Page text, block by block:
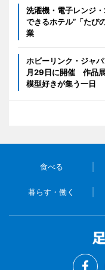
洗濯機・電子レンジ
できるホテル”「たび
業
ホビーリンク・ジャ
月29日に開催 作品展
模型好きが集う一日
食べる
暮らす・働く